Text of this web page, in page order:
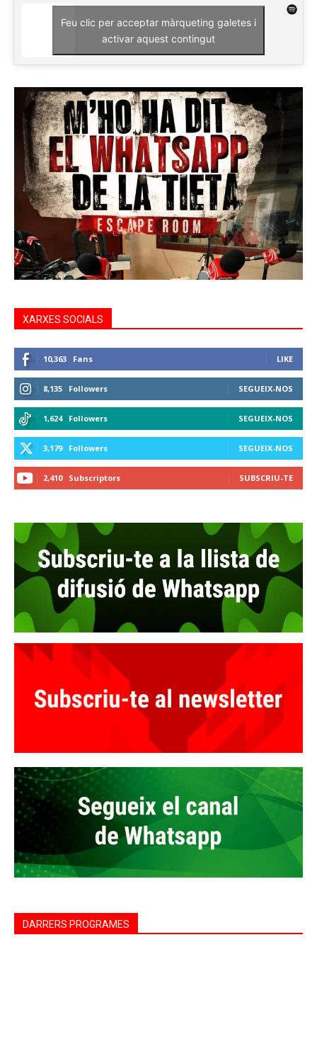
Feu clic per acceptar màrqueting galetes i
activar aquest contingut
XARXES SOCIALS
10,363 Fans LIKE
8,135 Followers SEGUEIX-NOS
1,624 Followers SEGUEIX-NOS
3,179 Followers SEGUEIX-NOS
2,410 Subscriptors SUBSCRIU-TE
DARRERS PROGRAMES